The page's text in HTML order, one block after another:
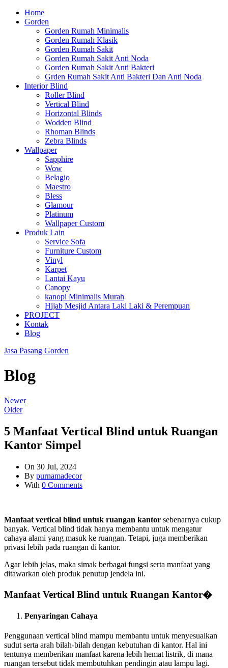
Home
Gorden
Gorden Rumah Minimalis
Gorden Rumah Klasik
Gorden Rumah Sakit
Gorden Rumah Sakit Anti Noda
Gorden Rumah Sakit Anti Bakteri
Grden Rumah Sakit Anti Bakteri Dan Anti Noda
Interior Blind
Roller Blind
Vertical Blind
Horizontal Blinds
Wodden Blind
Rhoman Blinds
Zebra Blinds
Wallpaper
Sapphire
Wow
Belagio
Maestro
Bless
Glamour
Platinum
Wallpaper Custom
Produk Lain
Service Sofa
Furniture Custom
Vinyl
Karpet
Lantai Kayu
Canopy
kanopi Minimalis Murah
Hijab Mesjid Antara Laki Laki & Perempuan
PROJECT
Kontak
Blog
Jasa Pasang Gorden
Blog
Newer
Older
5 Manfaat Vertical Blind untuk Ruangan
Kantor Simpel
On 30 Jul, 2024
By purnamadecor
With 0 Comments
Manfaat vertical blind untuk ruangan kantor sebenarnya cukup
banyak. Vertical blind tidak hanya membantu untuk mengatur
cahaya alami yang masuk ke ruangan. Tetapi, juga memberikan
privasi lebih pada ruangan di kantor.
Agar lebih jelas, maka simak berbagai fungsi serta manfaat yang
ditawarkan oleh produk penutup jendela ini.
Manfaat Vertical Blind untuk Ruangan Kantor�
Penyaringan Cahaya
Penggunaan vertical blind mampu membantu untuk menyesuaikan
sudut serta arah bilah-bilah dengan kebutuhan di kantor. Hal ini
tentunya memberikan manfaat karena lebih hemat listrik, di mana
ruangan tersebut tidak membutuhkan pendingin atau lampu lagi.